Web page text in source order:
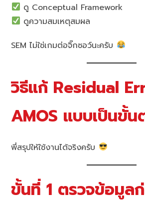
ดู Conceptual Framework
ดูความสมเหตุสมผล
SEM ไม่ใช่เกมต่อจิ๊กซอว์นะครับ
วิธีแก้ Residual
AMOS แบบเป็นขั้
พี่สรุปให้ใช้งานได้จริงครับ
ขั้นที่ 1 ตรวจข้อมูล